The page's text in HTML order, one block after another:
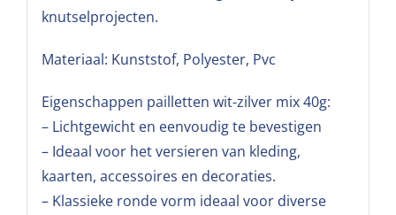
knutselprojecten.
Materiaal: Kunststof, Polyester, Pvc
Eigenschappen pailletten wit-zilver mix 40g:
– Lichtgewicht en eenvoudig te bevestigen
– Ideaal voor het versieren van kleding,
kaarten, accessoires en decoraties.
– Klassieke ronde vorm ideaal voor diverse